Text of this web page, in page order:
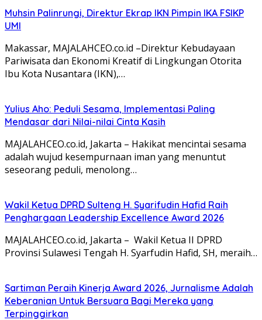
Muhsin Palinrungi, Direktur Ekrap IKN Pimpin IKA FSIKP
UMI
Makassar, MAJALAHCEO.co.id –Direktur Kebudayaan
Pariwisata dan Ekonomi Kreatif di Lingkungan Otorita
Ibu Kota Nusantara (IKN),…
Yulius Aho: Peduli Sesama, Implementasi Paling
Mendasar dari Nilai-nilai Cinta Kasih
MAJALAHCEO.co.id, Jakarta – Hakikat mencintai sesama
adalah wujud kesempurnaan iman yang menuntut
seseorang peduli, menolong…
Wakil Ketua DPRD Sulteng H. Syarifudin Hafid Raih
Penghargaan Leadership Excellence Award 2026
MAJALAHCEO.co.id, Jakarta – Wakil Ketua II DPRD
Provinsi Sulawesi Tengah H. Syarfudin Hafid, SH, meraih…
Sartiman Peraih Kinerja Award 2026, Jurnalisme Adalah
Keberanian Untuk Bersuara Bagi Mereka yang
Terpinggirkan